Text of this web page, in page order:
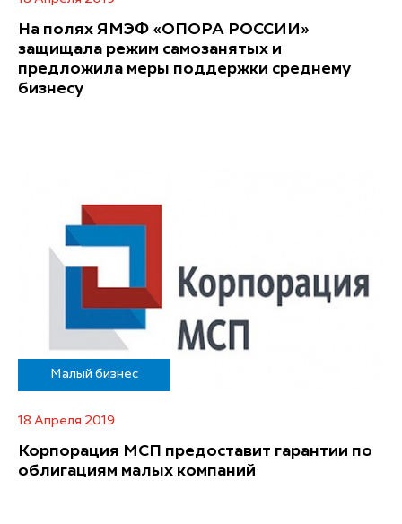
На полях ЯМЭФ «ОПОРА РОССИИ»
защищала режим самозанятых и
предложила меры поддержки среднему
бизнесу
Малый бизнес
18 Апреля 2019
Корпорация МСП предоставит гарантии по
облигациям малых компаний